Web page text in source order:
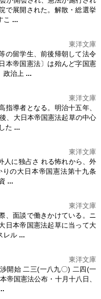
で展開された。解散・総選挙
こ ...
東洋文庫
の留学生、前後帰朝して法令
本帝国憲法〕は殆んど字国憲
政治上 ...
東洋文庫
指導者となる。明治十五年、
、 大日本帝国憲法起草の中心
た ...
東洋文庫
人に独占さ れる怖れから、外
りの大日本帝国憲法第十九条
...
東洋文庫
、面談で働きかけている。ニ
日本帝国憲法起草に当って大
レル ...
東洋文庫
開始 二三(一八九〇) 二四(一
帝国憲法公布・十月十八日、